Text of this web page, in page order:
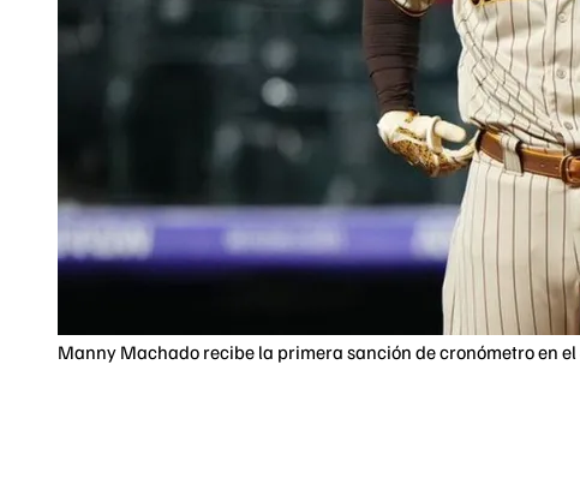
Manny Machado recibe la primera sanción de cronómetro en el